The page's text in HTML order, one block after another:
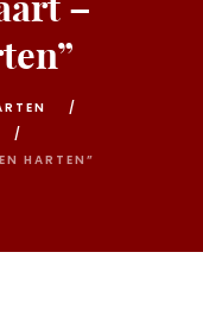
HARTEN”